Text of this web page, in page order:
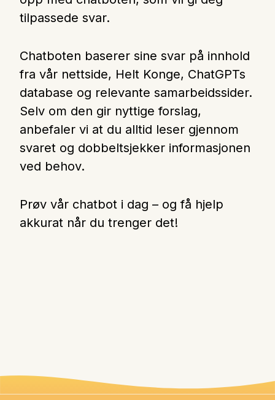
tilpassede svar.
Chatboten baserer sine svar på innhold
fra vår nettside, Helt Konge, ChatGPTs
database og relevante samarbeidssider.
Selv om den gir nyttige forslag,
anbefaler vi at du alltid leser gjennom
svaret og dobbeltsjekker informasjonen
ved behov.
Prøv vår chatbot i dag – og få hjelp
akkurat når du trenger det!